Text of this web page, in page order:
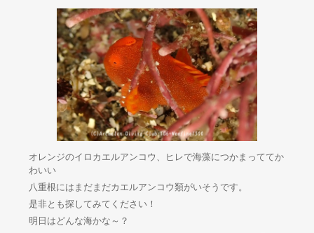
オレンジのイロカエルアンコウ、ヒレで海藻につかまっててか
わいい
八重根にはまだまだカエルアンコウ類がいそうです。
是非とも探してみてください！
明日はどんな海かな～？